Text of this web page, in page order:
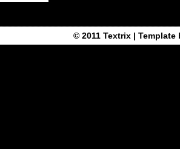
© 2011 Textrix| Template